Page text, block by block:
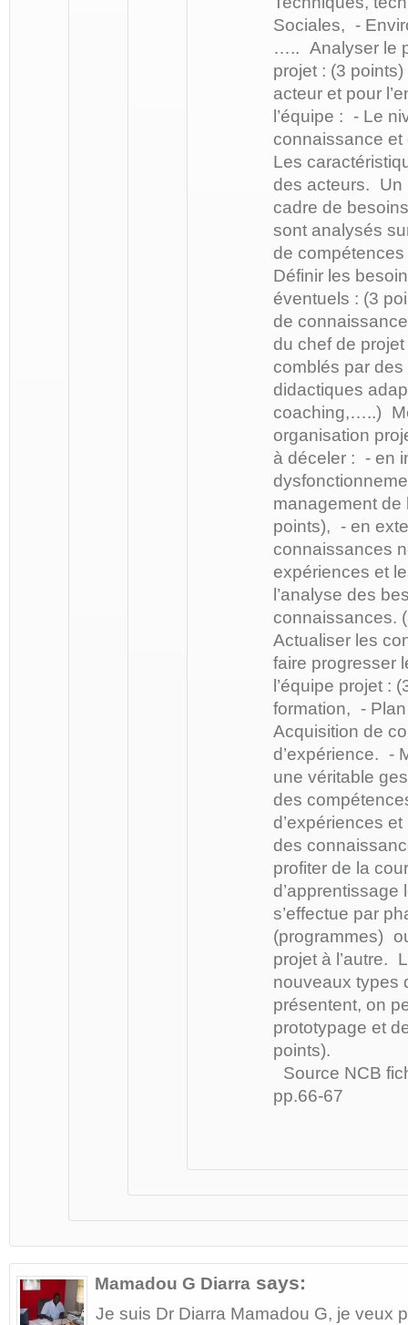
Sociales, -
….. Analyser le
projet : (3
acteur et pour
l’équipe : - Le
connaissance et
Les
des acteurs. Un
cadre de
sont analysés
de
Définir les
éventuels : (3
de
du chef de projet
comblés par
didactiques
coaching,…..)
organisation
à déceler : - en
management de
points), - en
connaissances
expériences et
l’analyse des
connaissances.
Actualiser les
faire progresser
l’équipe projet :
formation, -
Acquisition de
d’expérience. -
une véritable
des
d’expériences
des
profiter de la
d’apprentissage
s’effectue par
(programmes)
projet à l’autre.
nouveaux types
présentent, on
prototypage et
points).
Source NCB
pp.66-67
Mamadou G Diarra says:
Je suis Dr Diarra Mamadou G, je veux